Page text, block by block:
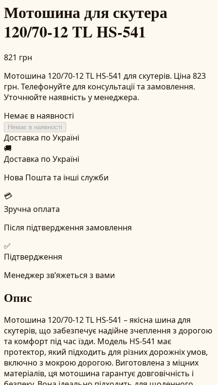
Мотошина для скутера
120/70-12 TL HS-541
821 грн
Мотошина 120/70-12 TL HS-541 для скутерів. Ціна 823
грн. Телефонуйте для консультації та замовлення.
Уточнюйте наявність у менеджера.
Немає в наявності
Немає в наявності
Доставка по Україні
🚚
Доставка по Україні
Нова Пошта та інші служби
💳
Зручна оплата
Після підтвердження замовлення
✅
Підтвердження
Менеджер зв’яжеться з вами
Опис
Мотошина 120/70-12 TL HS-541 – якісна шина для
скутерів, що забезпечує надійне зчеплення з дорогою
та комфорт під час їзди. Модель HS-541 має
протектор, який підходить для різних дорожніх умов,
включно з мокрою дорогою. Виготовлена з міцних
матеріалів, ця мотошина гарантує довговічність і